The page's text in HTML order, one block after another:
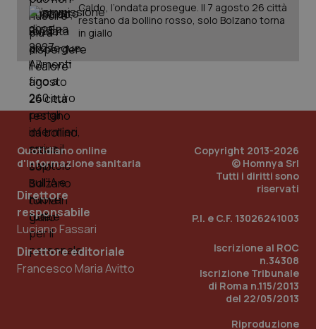
Caldo, l’ondata prosegue. Il 7 agosto 26 città
restano da bollino rosso, solo Bolzano torna
in giallo
Quotidiano online
d'informazione sanitaria
Direttore
responsabile
Luciano Fassari
Direttore editoriale
Francesco Maria Avitto
Copyright 2013-2026
© Homnya Srl
Tutti i diritti sono
riservati
P.I. e C.F. 13026241003
Iscrizione al ROC
n.34308
Iscrizione Tribunale
di Roma n.115/2013
del 22/05/2013
Riproduzione
PHPSESSID
PHP.net
www.quotidianosanita.it